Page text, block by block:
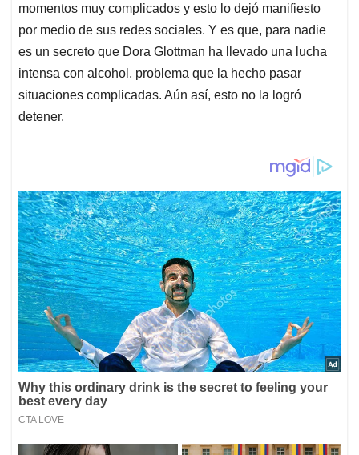
momentos muy complicados y esto lo dejó manifiesto
por medio de sus redes sociales. Y es que, para nadie
es un secreto que Dora Glottman ha llevado una lucha
intensa con alcohol, problema que la hecho pasar
situaciones complicadas. Aún así, esto no la logró
detener.